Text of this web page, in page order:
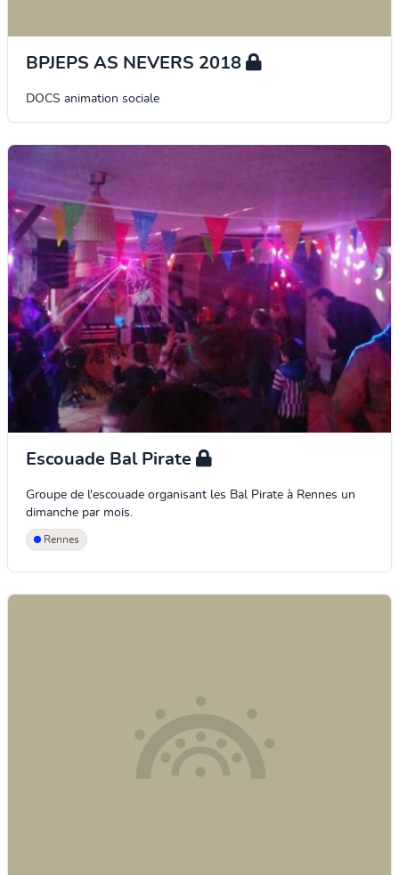
BPJEPS AS NEVERS 2018
DOCS animation sociale
Escouade Bal Pirate
Groupe de l'escouade organisant les Bal Pirate à Rennes un
dimanche par mois.
Rennes